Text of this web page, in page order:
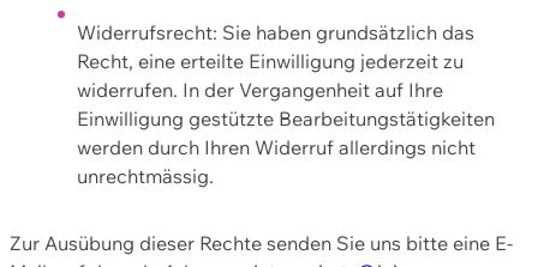
Widerrufsrecht: Sie haben grundsätzlich das
Recht, eine erteilte Einwilligung jederzeit zu
widerrufen. In der Vergangenheit auf Ihre
Einwilligung gestützte Bearbeitungstätigkeiten
werden durch Ihren Widerruf allerdings nicht
unrechtmässig.
Zur Ausübung dieser Rechte senden Sie uns bitte eine E-